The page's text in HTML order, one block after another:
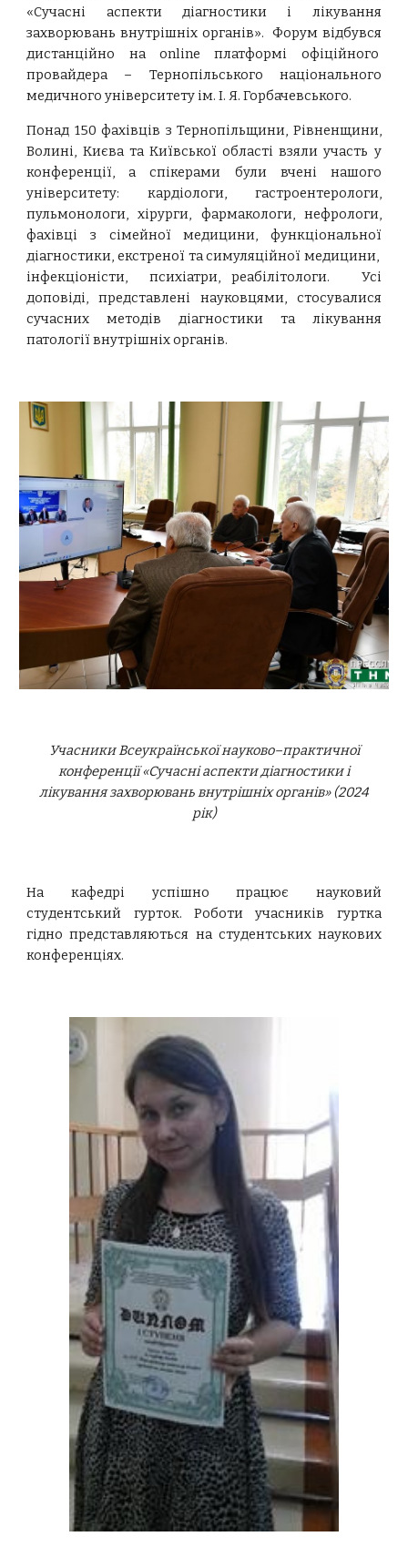
«Сучасні аспекти діагностики і лікування
захворювань внутрішніх органів». Форум відбувся
дистанційно на online платформі офіційного
провайдера – Тернопільського національного
медичного університету ім. І. Я. Горбачевського.
Понад 150 фахівців з Тернопільщини, Рівненщини,
Волині, Києва та Київської області взяли участь у
конференції, а спікерами були вчені нашого
університету: кардіологи, гастроентерологи,
пульмонологи, хірурги, фармакологи, нефрологи,
фахівці з сімейної медицини, функціональної
діагностики, екстреної та симуляційної медицини,
інфекціоністи, психіатри, реабілітологи. Усі
доповіді, представлені науковцями, стосувалися
сучасних методів діагностики та лікування
патології внутрішніх органів.
УчасникиВсеукраїнськоїнауково–практичної
конференції«Сучасні аспекти діагностики і
лікування захворювань внутрішніх органів» (2024
рік)
На кафедрі успішно працює науковий
студентський гурток. Роботи учасників гуртка
гідно представляються на студентських наукових
конференціях.